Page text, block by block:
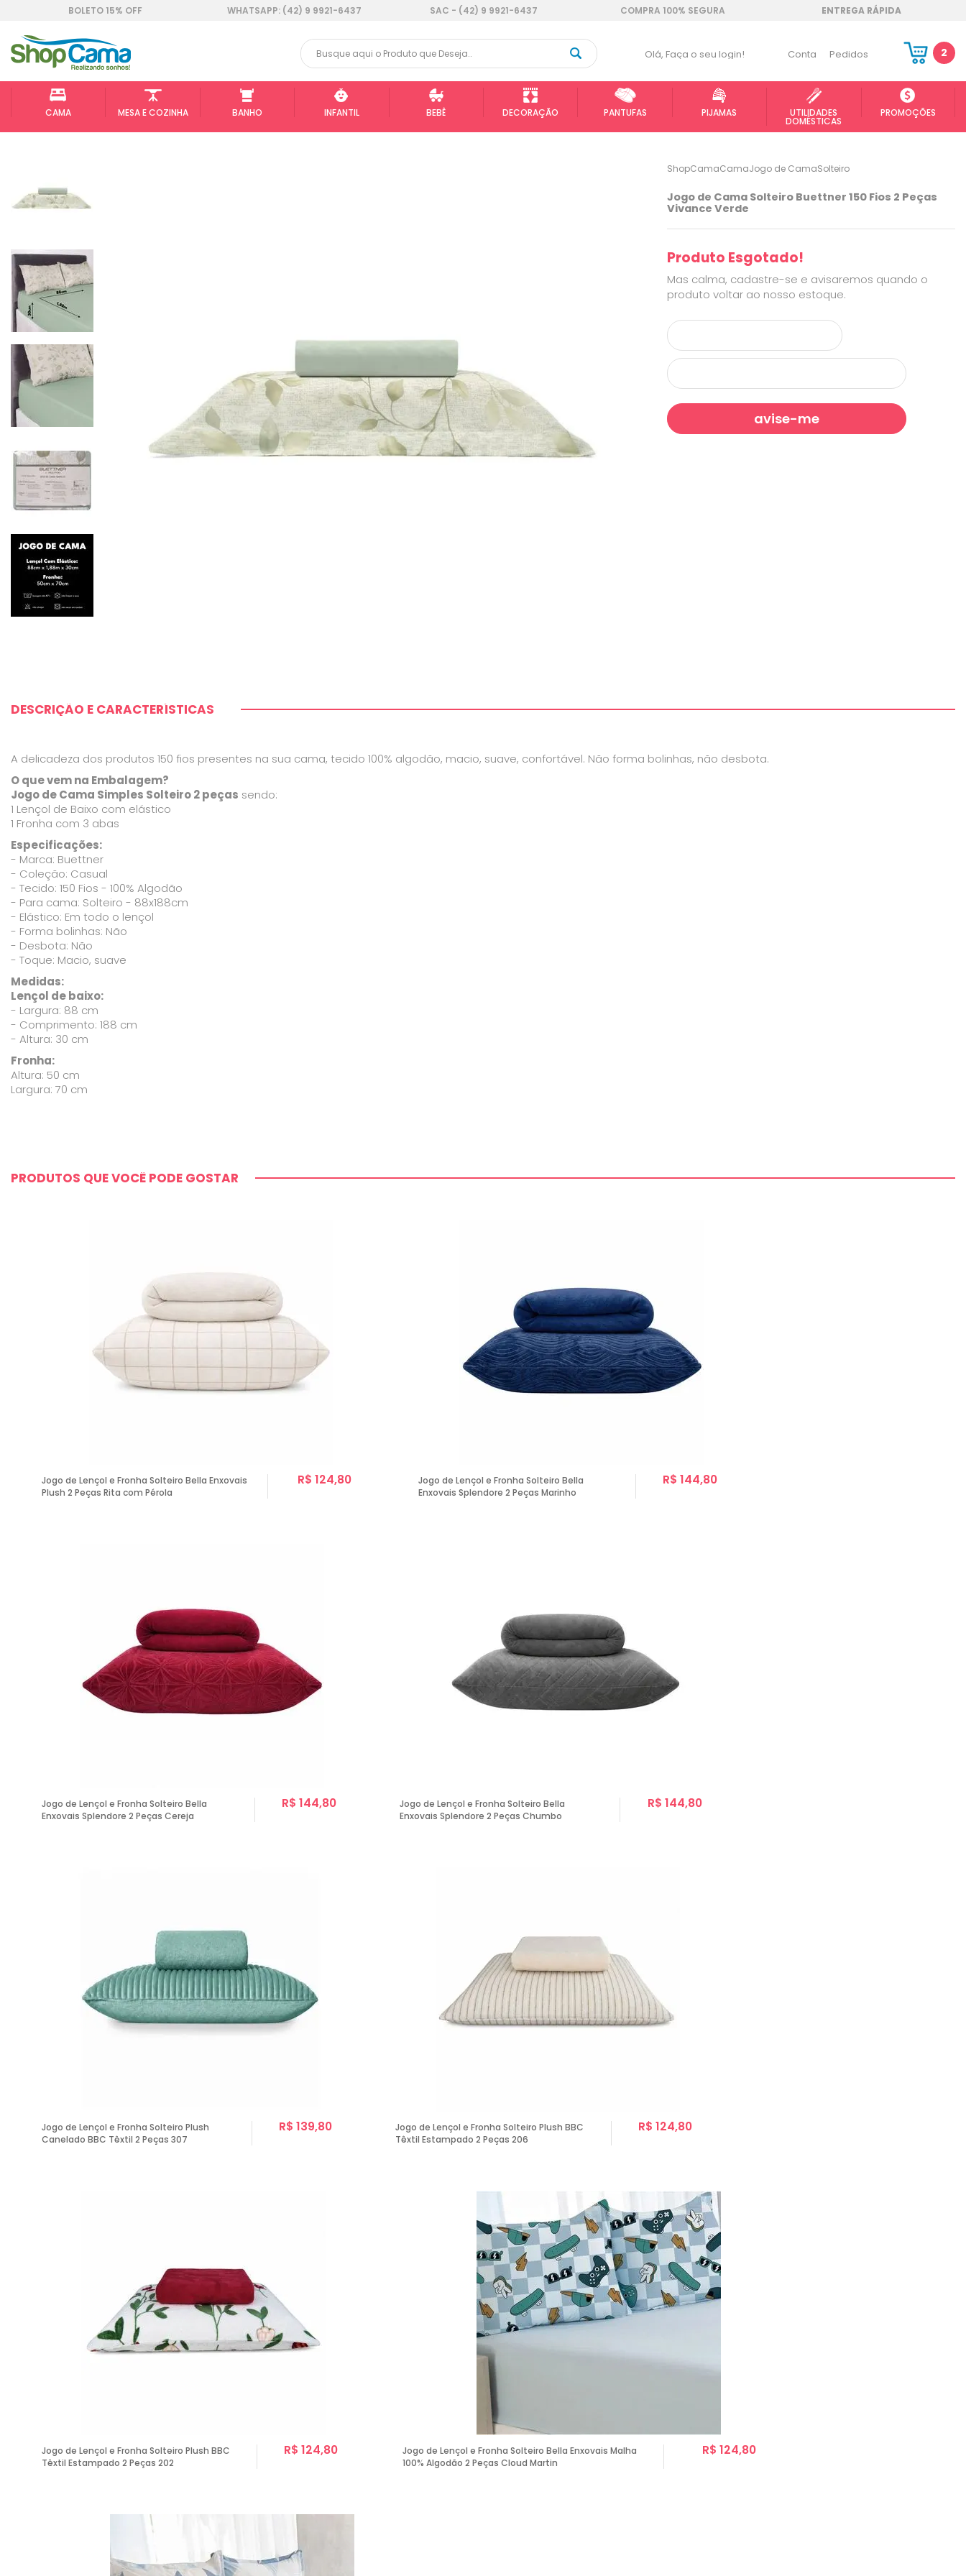
BOLETO 15% OFF WHATSAPP: (42) 9 9921-6437 SAC - (42) 9 9921-6437 COMPRA 100% SEGURA ENTREGA RÁPIDA
Olá, Faça o seu login! Conta Pedidos 2
CAMA MESA E COZINHA BANHO INFANTIL BEBÊ DECORAÇÃO PANTUFAS PIJAMAS UTILIDADES
DOMÉSTICAS
PROMOÇÕES
ShopCamaCamaJogo de CamaSolteiro
Jogo de Cama Solteiro Buettner 150 Fios 2 Peças
Vivance Verde
Produto Esgotado!
Mas calma, cadastre-se e avisaremos quando o
produto voltar ao nosso estoque.
DESCRIÇÃO E CARACTERÍSTICAS
A delicadeza dos produtos 150 fios presentes na sua cama, tecido 100% algodão, macio, suave, confortável. Não forma bolinhas, não desbota.
O que vem na Embalagem?
Jogo de Cama Simples Solteiro 2 peças sendo:
1 Lençol de Baixo com elástico
1 Fronha com 3 abas
Especificações:
- Marca: Buettner
- Coleção: Casual
- Tecido: 150 Fios - 100% Algodão
- Para cama: Solteiro - 88x188cm
- Elástico: Em todo o lençol
- Forma bolinhas: Não
- Desbota: Não
- Toque: Macio, suave
Medidas:
Lençol de baixo:
- Largura: 88 cm
- Comprimento: 188 cm
- Altura: 30 cm
Fronha:
Altura: 50 cm
Largura: 70 cm
PRODUTOS QUE VOCÊ PODE GOSTAR
Jogo de Lençol e Fronha Solteiro Bella Enxovais
Plush 2 Peças Rita com Pérola
R$ 124,80
Jogo de Lençol e Fronha Solteiro Bella
Enxovais Splendore 2 Peças Marinho
R$ 144,80
Jogo de Lençol e Fronha Solteiro Bella
Enxovais Splendore 2 Peças Cereja
R$ 144,80
Jogo de Lençol e Fronha Solteiro Bella
Enxovais Splendore 2 Peças Chumbo
R$ 144,80
Jogo de Lençol e Fronha Solteiro Plush
Canelado BBC Têxtil 2 Peças 307
R$ 139,80
Jogo de Lençol e Fronha Solteiro Plush BBC
Têxtil Estampado 2 Peças 206
R$ 124,80
Jogo de Lençol e Fronha Solteiro Plush BBC
Têxtil Estampado 2 Peças 202
R$ 124,80
Jogo de Lençol e Fronha Solteiro Bella Enxovais Malha
100% Algodão 2 Peças Cloud Martin
R$ 124,80